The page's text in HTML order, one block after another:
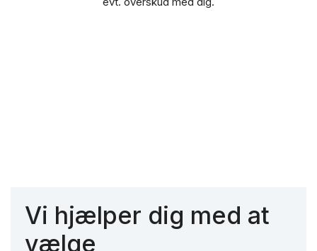
Vi hjælper dig med at
vælge